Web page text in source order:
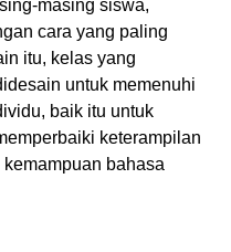
masing siswa,
cara yang paling
itu, kelas yang
untuk memenuhi
baik itu untuk
keterampilan
bahasa